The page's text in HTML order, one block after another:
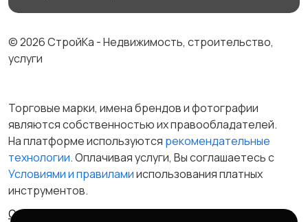
© 2026 СтройКа - Недвижимость, строительство,
услуги
Торговые марки, имена брендов и фотографии
являются собственностью их правообладателей.
На платформе используются рекомендательные
технологии. Оплачивая услуги, Вы соглашаетесь c
Условиями и правиламииспользования платных
инструментов.
Отказ от ответственности
Правила сервиса